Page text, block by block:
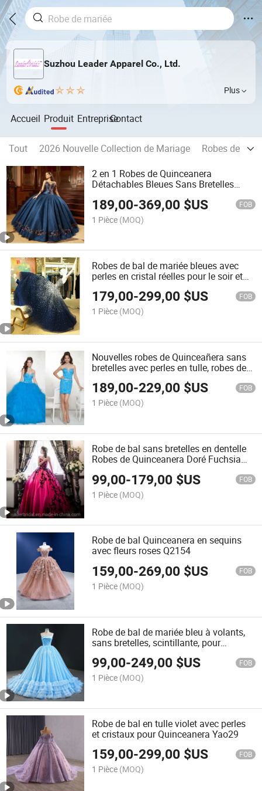
Suzhou Leader Apparel Co., Ltd.
Plus
Accueil Produit EntrepriseContact
Tout 2026 Nouvelle Collection de Mariage
Robes de
2 en 1 Robes de Quinceanera
Détachables Bleues Sans Bretelles
Années Robes de Bal Y64
189,00-369,00 $US FOB
1 Pièce (MOQ)
Robes de bal de mariée bleues avec
perles en cristal réelles pour le soir et
179,00-299,00 $US FOB
1 Pièce (MOQ)
Nouvelles robes de Quinceañera sans
bretelles avec perles en tulle, robes de
189,00-229,00 $US FOB
1 Pièce (MOQ)
Robe de bal sans bretelles en dentelle
Robes de Quinceanera Doré Fuchsia
99,00-179,00 $US FOB
1 Pièce (MOQ)
Robe de bal Quinceanera en sequins
avec fleurs roses Q2154
159,00-269,00 $US FOB
1 Pièce (MOQ)
Robe de bal de mariée bleu à volants,
sans bretelles, scintillante, pour
99,00-249,00 $US FOB
1 Pièce (MOQ)
Robe de bal en tulle violet avec perles
et cristaux pour Quinceanera Yao29
159,00-299,00 $US FOB
1 Pièce (MOQ)